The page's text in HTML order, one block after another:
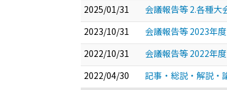
2025/01/31
会議報告等 2.各種大
2023/10/31
会議報告等 2023年
2022/10/31
会議報告等 2022年
2022/04/30
記事・総説・解説・